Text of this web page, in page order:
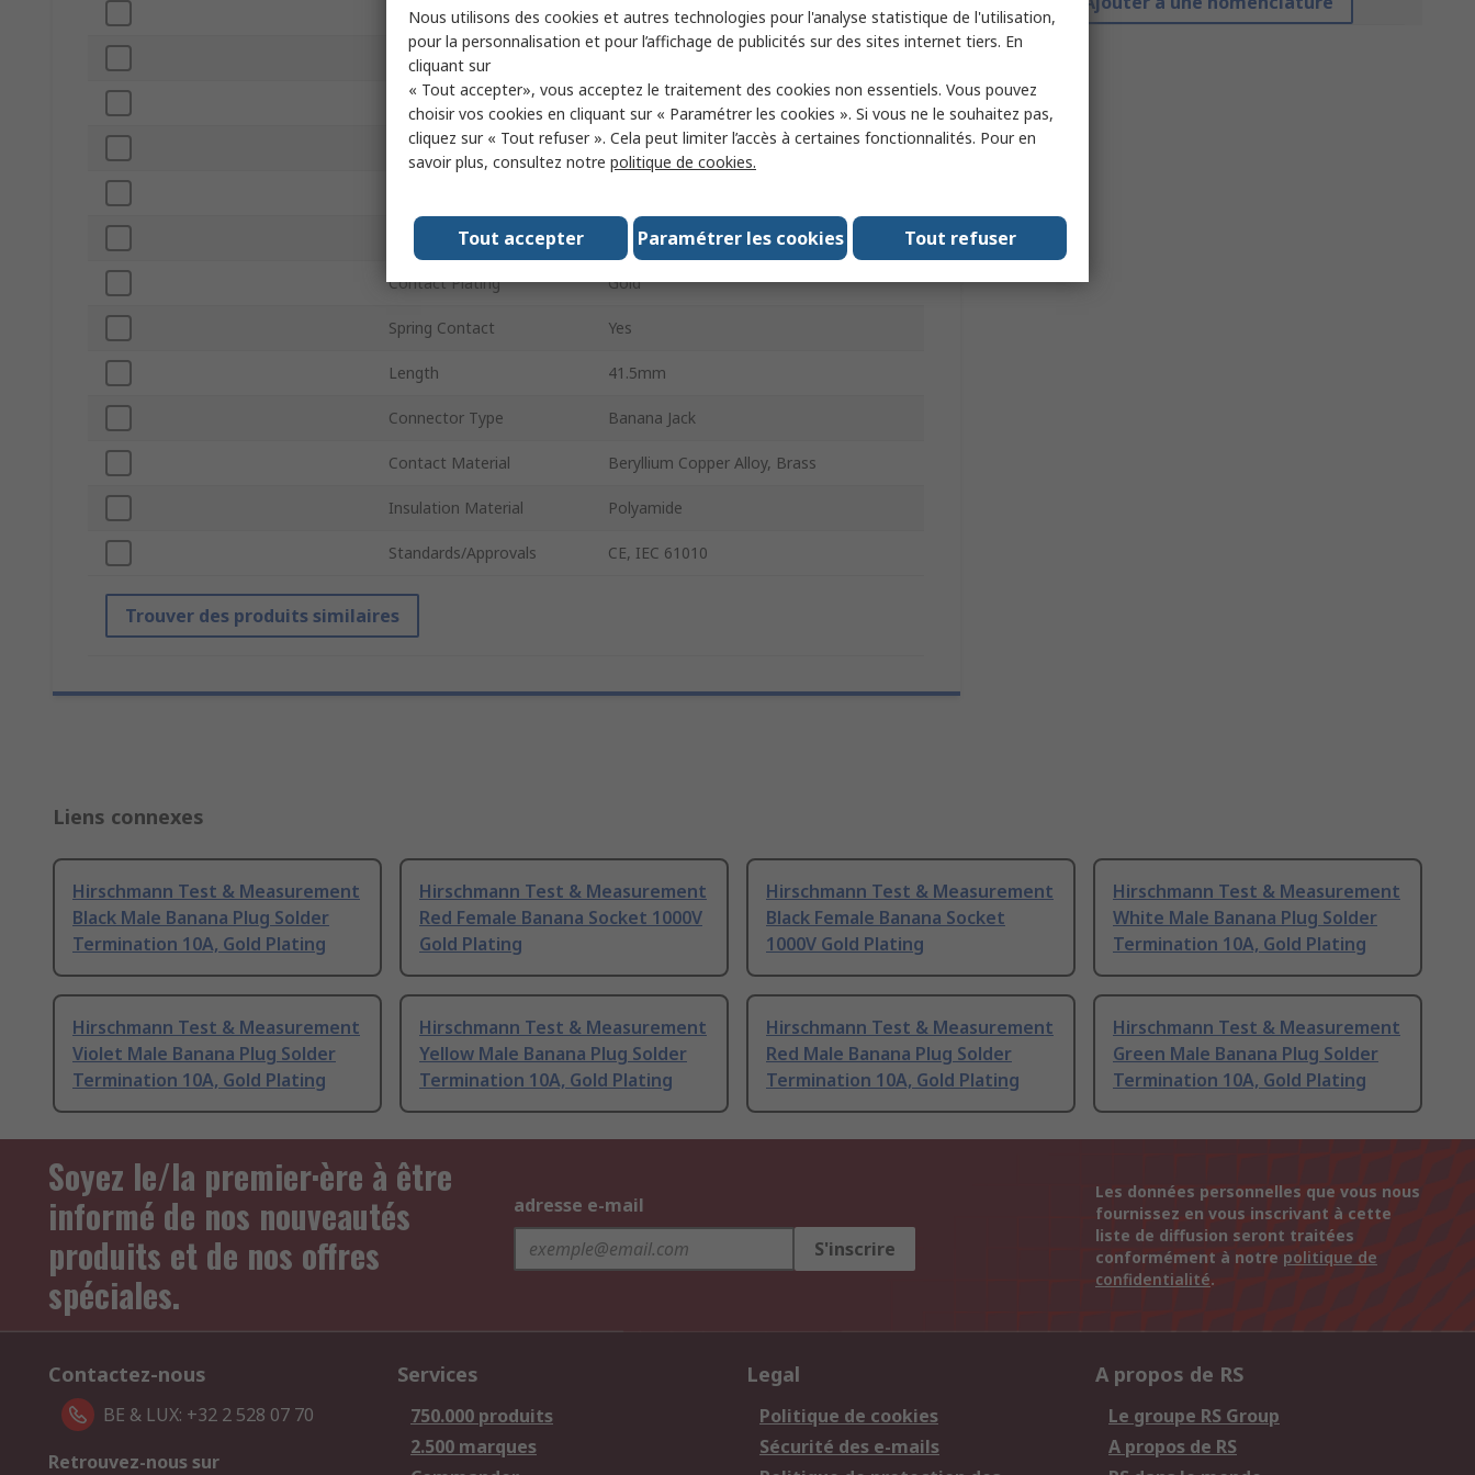
Product Type Banana Plug
Gender
Termination Method Solder
Current 10A
Connector Size 2 mm
Contact Plating Gold
Spring Contact Yes
Length 41.5mm
Connector Type Banana Jack
Contact Material Beryllium Copper Alloy, Brass
Insulation Material Polyamide
Standards/Approvals CE, IEC 61010
Trouver des produits similaires
Liens connexes
Hirschmann Test & Measurement
Black Male Banana Plug Solder
Termination 10A, Gold Plating
Hirschmann Test & Measurement
Red Female Banana Socket 1000V
Gold Plating
Hirschmann Test & Measurement
Black Female Banana Socket
1000V Gold Plating
Hirschmann Test & Measurement
White Male Banana Plug Solder
Termination 10A, Gold Plating
Hirschmann Test & Measurement
Violet Male Banana Plug Solder
Termination 10A, Gold Plating
Hirschmann Test & Measurement
Yellow Male Banana Plug Solder
Termination 10A, Gold Plating
Hirschmann Test & Measurement
Red Male Banana Plug Solder
Termination 10A, Gold Plating
Hirschmann Test & Measurement
Green Male Banana Plug Solder
Termination 10A, Gold Plating
Soyez le/la premier·ère à être
informé de nos nouveautés
produits et de nos offres
spéciales.
adresse e-mail
S'inscrire
Les données personnelles que vous nous
fournissez en vous inscrivant à cette
liste de diffusion seront traitées
conformément à notre politique de
confidentialité.
Contactez-nous
BE & LUX: +32 2 528 07 70
Retrouvez-nous sur
Services
750.000 produits
2.500 marques
Legal
Politique de cookies
Sécurité des e-mails
A propos de RS
Le groupe RS Group
A propos de RS
Nous utilisons des cookies et autres technologies pour l'analyse statistique de l'utilisation,
pour la personnalisation et pour l’affichage de publicités sur des sites internet tiers. En
cliquant sur
« Tout accepter», vous acceptez le traitement des cookies non essentiels. Vous pouvez
choisir vos cookies en cliquant sur « Paramétrer les cookies ». Si vous ne le souhaitez pas,
cliquez sur « Tout refuser ». Cela peut limiter l’accès à certaines fonctionnalités. Pour en
savoir plus, consultez notre politique de cookies.
Tout accepter Paramétrer les cookies Tout refuser